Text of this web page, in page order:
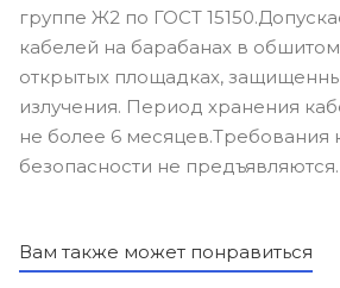
группе Ж2 по ГОСТ
кабелей на барабанах в
открытых площадках,
излучения. Период хранения
не более 6 месяцев.Требования
безопасности не предъявляются.
Вам также может понравиться